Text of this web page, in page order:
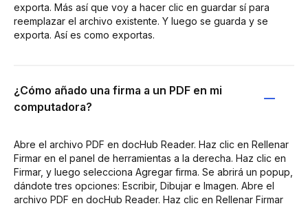
exporta. Más así que voy a hacer clic en guardar sí para
reemplazar el archivo existente. Y luego se guarda y se
exporta. Así es como exportas.
¿Cómo añado una firma a un PDF en mi
computadora?
Abre el archivo PDF en docHub Reader. Haz clic en Rellenar
Firmar en el panel de herramientas a la derecha. Haz clic en
Firmar, y luego selecciona Agregar firma. Se abrirá un popup,
dándote tres opciones: Escribir, Dibujar e Imagen. Abre el
archivo PDF en docHub Reader. Haz clic en Rellenar Firmar